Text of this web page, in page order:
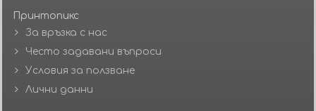
Принтопикс
За връзка с нас
Често задавани въпроси
Условия за ползване
Лични данни